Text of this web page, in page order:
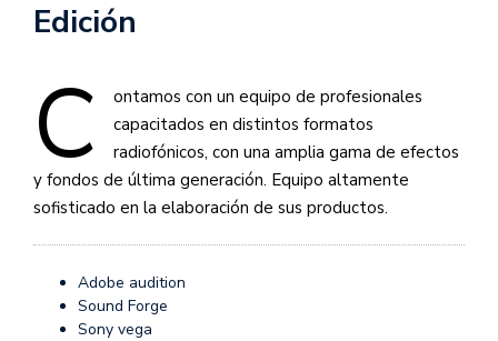
Edición
C
ontamos con un equipo de profesionales
capacitados en distintos formatos
radiofónicos, con una amplia gama de efectos
y fondos de última generación. Equipo altamente
sofisticado en la elaboración de sus productos.
Adobe audition
Sound Forge
Sony vega